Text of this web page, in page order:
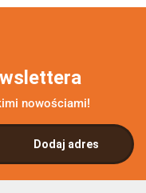
nowościami!